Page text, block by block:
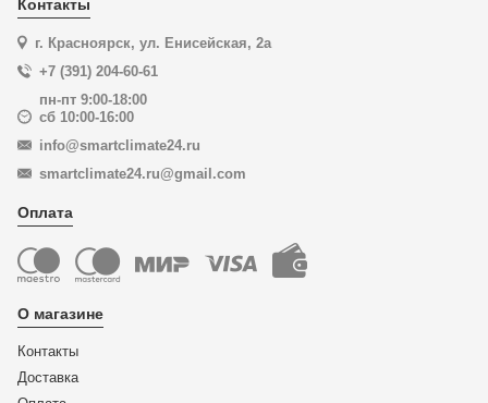
Контакты
г. Красноярск, ул. Енисейская, 2а
+7 (391) 204-60-61
пн-пт 9:00-18:00
сб 10:00-16:00
info@smartclimate24.ru
smartclimate24.ru@gmail.com
Оплата
О магазине
Контакты
Доставка